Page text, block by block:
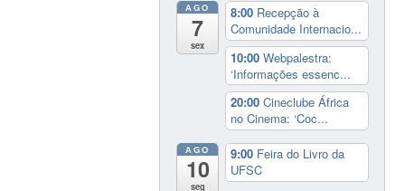
AGO
7
sex
8:00 Recepção à
Comunidade Internacio...
10:00Webpalestra:
‘Informações essenc...
20:00Cineclube África
no Cinema: ‘Coc...
AGO
10
seg
9:00 Feira do Livro da
UFSC